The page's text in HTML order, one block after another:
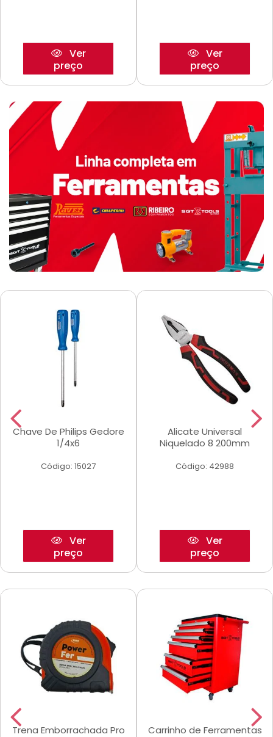
Ver
preço
Ver
preço
Chave De Philips Gedore
1/4x6
Código: 15027
Ver
preço
Alicate Universal
Niquelado 8 200mm
Código: 42988
Ver
preço
Trena Emborrachada Pro
Carrinho de Ferramentas